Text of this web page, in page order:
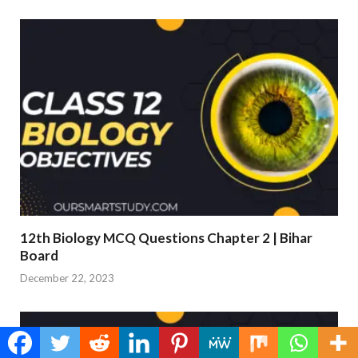
12th Biology MCQ Questions Chapter 2 | Bihar
Board
December 22, 2023